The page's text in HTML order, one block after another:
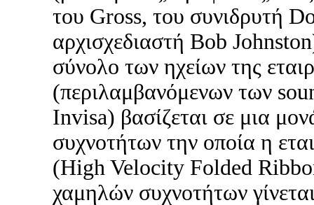
του Gross, του συνιδρυτή
αρχισχεδιαστή Bob
σύνολο των ηχείων της
(περιλαμβανόμενων των
Ιnvisa) βασίζεται σε μια
συχνοτήτων την οποία η
(High Velocity Folded
χαμηλών συχνοτήτων